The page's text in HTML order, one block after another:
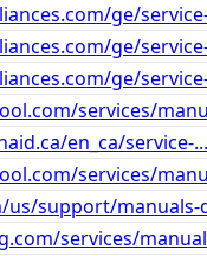
ge/
ge/
ge/
services/
en_ca/service-...
services/
support/manuals-
services/